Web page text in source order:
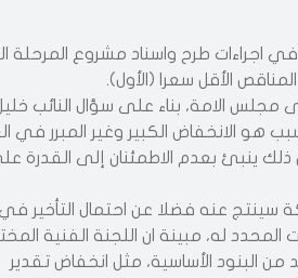
اجراءات طرح واسناد مشروع المرحلة
الأقل سعرا (الأول).
الامة، بناء على سؤال النائب
هو الانخفاض الكبير وغير المبرر في
ذلك ينبئ بعدم الاطمئنان إلى القدرة
سينتج عنه فضلا عن احتمال التأخير في
له، مبينة ان اللجنة الفنية
البنود الأساسية، مثل انخفاض تقدير